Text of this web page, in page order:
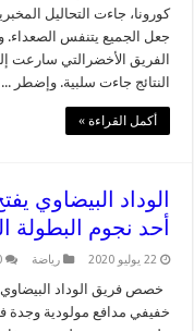
كورونا، جاءت التحاليل
جعل الجميع يتنفس الصعداء.
الفريق الأخضرالتي
النتائج جاءت سلبية. وإضطر ...
أكمل القراءة »
الوداد البيضاوي
أحد نجوم البطولة
22 يوليو 2020 رياضة
خفيفي مدافع مولودية وجدة